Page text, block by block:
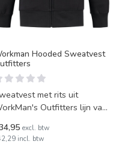
Hooded Sweatvest
met rits uit
Outfitters lijn van
polyester, kleurvast
excl. btw
incl. btw